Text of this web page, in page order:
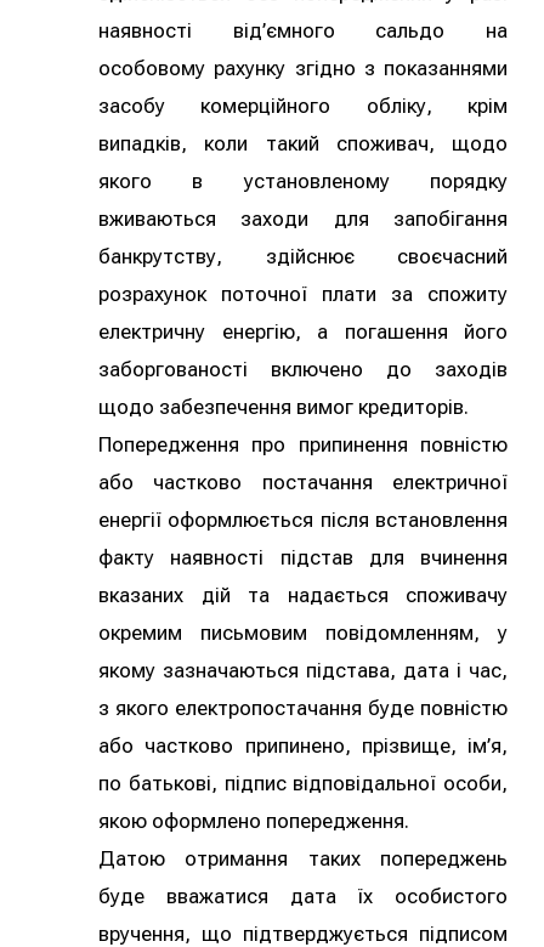
наявності від’ємного сальдо на
особовому рахунку згідно з показаннями
засобу комерційного обліку, крім
випадків, коли такий споживач, щодо
якого в установленому порядку
вживаються заходи для запобігання
банкрутству, здійснює своєчасний
розрахунок поточної плати за спожиту
електричну енергію, а погашення його
заборгованості включено до заходів
щодо забезпечення вимог кредиторів.
Попередження про припинення повністю
або частково постачання електричної
енергії оформлюється після встановлення
факту наявності підстав для вчинення
вказаних дій та надається споживачу
окремим письмовим повідомленням, у
якому зазначаються підстава, дата і час,
з якого електропостачання буде повністю
або частково припинено, прізвище, ім’я,
по батькові, підпис відповідальної особи,
якою оформлено попередження.
Датою отримання таких попереджень
буде вважатися дата їх особистого
вручення, що підтверджується підписом